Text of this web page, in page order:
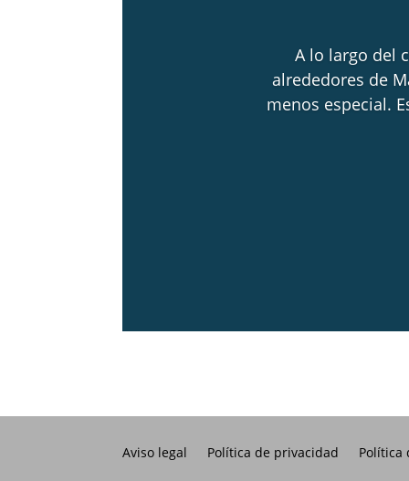
A lo largo del
alrededores de
menos especial.
Aviso legal Política de privacidad Política